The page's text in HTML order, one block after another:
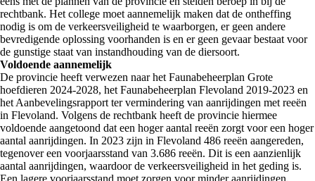
rechtbank. Het college moet aannemelijk maken dat de ontheffing
nodig is om de verkeersveiligheid te waarborgen, er geen andere
bevredigende oplossing voorhanden is en er geen gevaar bestaat voor
de gunstige staat van instandhouding van de diersoort.
Voldoende aannemelijk
De provincie heeft verwezen naar het Faunabeheerplan Grote
hoefdieren 2024-2028, het Faunabeheerplan Flevoland 2019-2023 en
het Aanbevelingsrapport ter vermindering van aanrijdingen met reeën
in Flevoland. Volgens de rechtbank heeft de provincie hiermee
voldoende aangetoond dat een hoger aantal reeën zorgt voor een hoger
aantal aanrijdingen. In 2023 zijn in Flevoland 486 reeën aangereden,
tegenover een voorjaarsstand van 3.686 reeën. Dit is een aanzienlijk
aantal aanrijdingen, waardoor de verkeersveiligheid in het geding is.
Een lagere voorjaarsstand moet zorgen voor minder aanrijdingen,